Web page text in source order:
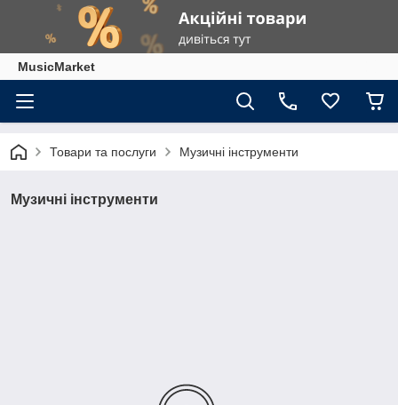
MusicMarket
Товари та послуги Музичні інструменти
Музичні інструменти